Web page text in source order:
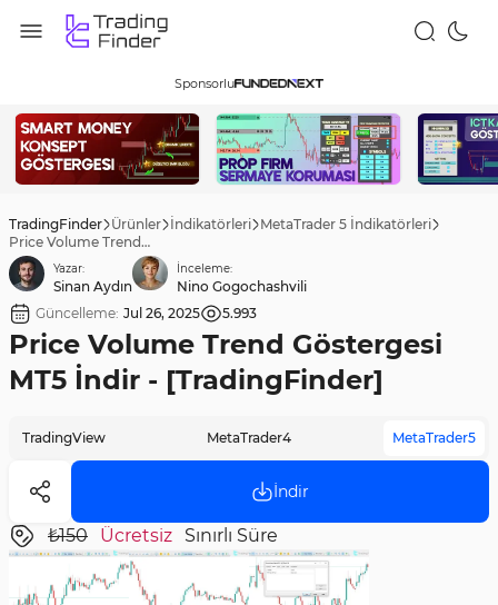
Sponsorlu
TradingFinder Ürünler İndikatörleri MetaTrader 5 İndikatörleri
Price Volume Trend Göstergesi MT5 İndir - [TradingFinder]
Yazar:
Sinan Aydın
İnceleme:
Nino Gogochashvili
Güncelleme: Jul 26, 2025 5.993
Price Volume Trend Göstergesi
MT5 İndir - [TradingFinder]
TradingView MetaTrader4 MetaTrader5
İndir
₺150 Ücretsiz Sınırlı Süre